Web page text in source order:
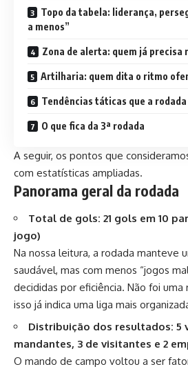
Topo da tabela: liderança,
a menos”
Zona de alerta: quem já precisa
Artilharia: quem dita o ritmo
Tendências táticas que a
O que fica da 3ª rodada
A seguir, os pontos que
com estatísticas ampliadas.
Panorama geral da rodada
Total de gols: 21 gols em 10
jogo)
Na nossa leitura, a rodada manteve
saudável, mas com menos “jogos
decididas por eficiência. Não foi
isso já indica uma liga mais
Distribuição dos resultados: 5
mandantes, 3 de visitantes e 2
O mando de campo voltou a ser